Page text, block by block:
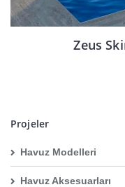
Zeus
Projeler
Havuz Modelleri
Havuz Aksesuarları